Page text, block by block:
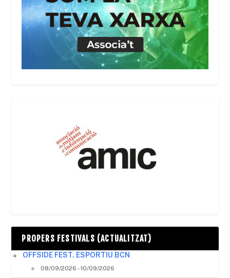
PROPERS FESTIVALS (ACTUALITZAT)
OFFSIDE FEST. ESPORTIU BCN
08/09/2026 - 10/09/2026